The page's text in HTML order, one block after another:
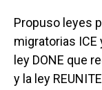
Propuso leyes
migratorias ICE
ley DONE que
y la ley